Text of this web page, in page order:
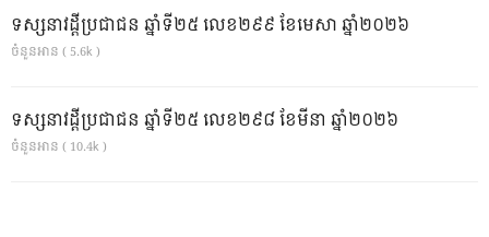
ទស្សនាវដ្ដីប្រជាជន ឆ្នាំទី២៥ លេខ២៩៩ ខែមេសា ឆ្នាំ២០២៦
ចំនួនអាន ( 5.6k )
ទស្សនាវដ្ដីប្រជាជន ឆ្នាំទី២៥ លេខ២៩៨ ខែមីនា ឆ្នាំ២០២៦
ចំនួនអាន ( 10.4k )